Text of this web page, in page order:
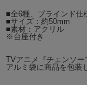
■全6種、ブラインド仕
■サイズ：約50mm
■素材：アクリル
※台座付き
TVアニメ『チェンソ
アルミ袋に商品を包装